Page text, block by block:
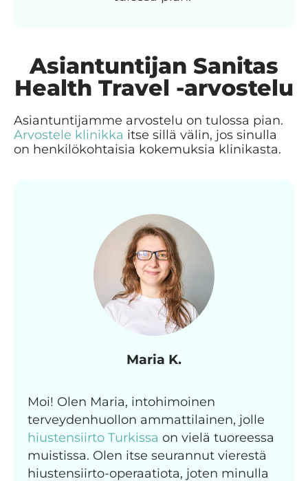
Asiantuntijan Sanitas
Health Travel -arvostelu
Asiantuntijamme arvostelu on tulossa pian.
Arvostele klinikka itse sillä välin, jos sinulla
on henkilökohtaisia kokemuksia klinikasta.
Maria K.
Moi! Olen Maria, intohimoinen
terveydenhuollon ammattilainen, jolle
hiustensiirto Turkissa on vielä tuoreessa
muistissa. Olen itse seurannut vierestä
hiustensiirto-operaatiota, joten minulla